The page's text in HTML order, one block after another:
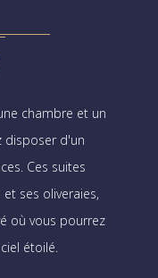
chambre et un
disposer d'un
Ces suites
ses oliveraies,
où vous pourrez
étoilé.